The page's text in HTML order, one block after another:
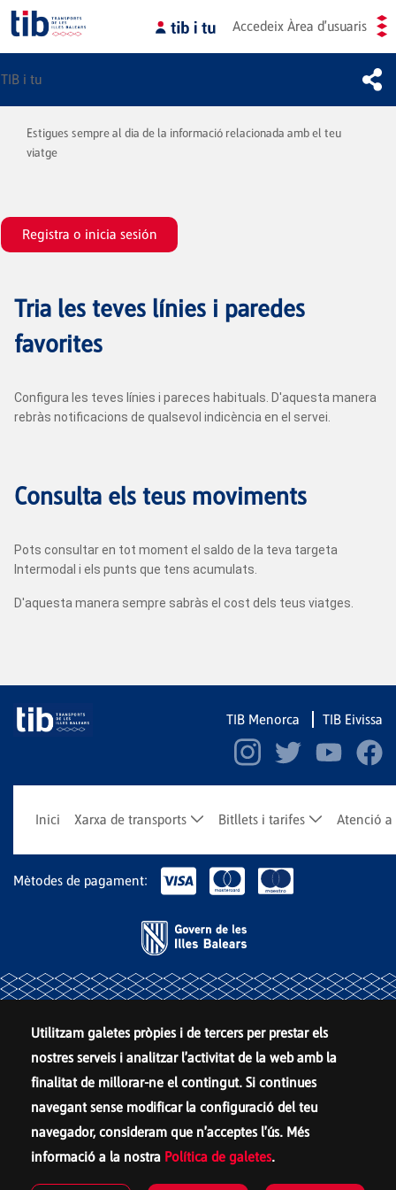
AccedeixÀrea d'usuaris
TIB i tu
Estigues sempre al dia de la informació relacionada amb el teu
viatge
Registra o inicia sesión
Tria les teves línies i paredes
favorites
Configura les teves línies i pareces habituals. D'aquesta manera
rebràs notificacions de qualsevol indicència en el servei.
Consulta els teus moviments
Pots consultar en tot moment el saldo de la teva targeta
Intermodal i els punts que tens acumulats.
D'aquesta manera sempre sabràs el cost dels teus viatges.
Utilitzam galetes pròpies i de tercers per prestar els
nostres serveis i analitzar l'activitat de la web amb la
finalitat de millorar-ne el contingut. Si continues
navegant sense modificar la configuració del teu
navegador, consideram que n'acceptes l'ús. Més
informació a la nostra Política de galetes.
TIB Menorca TIB Eivissa
Inici Xarxa de transports Bitllets i tarifes Atenció a
Mètodes de pagament: